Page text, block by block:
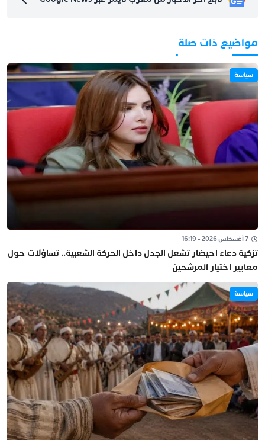
مواضيع ذات صلة
سياسة
7 أغسطس 2026 - 16:19
تزكية دعاء أحيضار تشعل الجدل داخل الحركة الشعبية.. تساؤلات حول
معايير اختيار المرشحين
سياسة